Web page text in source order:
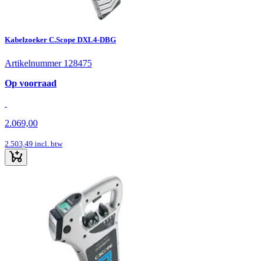
Kabelzoeker C.Scope DXL4-DBG
Artikelnummer 128475
Op voorraad
2.069,00
2.503,49 incl. btw